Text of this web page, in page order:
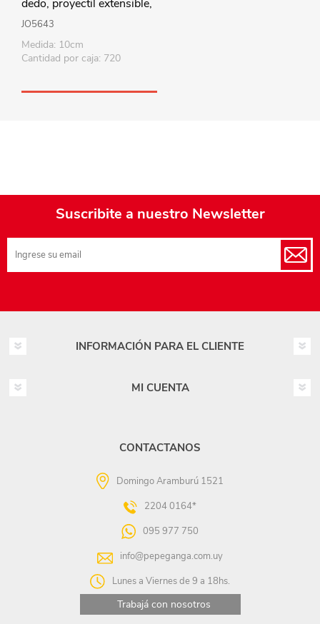
dedo, proyectil extensible,
en blister, varios colores
JO5643
Medida: 10cm
Cantidad por caja: 720
Suscribite a nuestro Newsletter
INFORMACIÓN PARA EL CLIENTE
MI CUENTA
CONTACTANOS
Domingo Aramburú 1521
2204 0164*
095 977 750
info@pepeganga.com.uy
Lunes a Viernes de 9 a 18hs.
Trabajá con nosotros